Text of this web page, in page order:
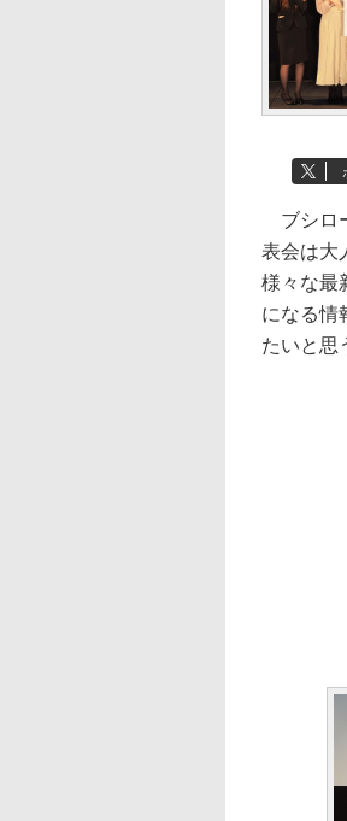
ブシロ
表会は大
様々な最
になる情
たいと思